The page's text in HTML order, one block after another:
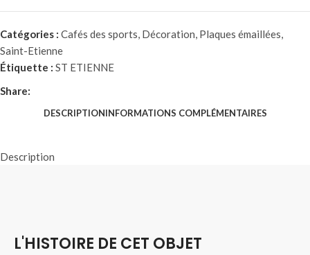
Catégories : Cafés des sports, Décoration, Plaques émaillées,
Saint-Etienne
Étiquette : ST ETIENNE
Share:
DESCRIPTIONINFORMATIONS COMPLÉMENTAIRES
Description
L'HISTOIRE DE CET OBJET